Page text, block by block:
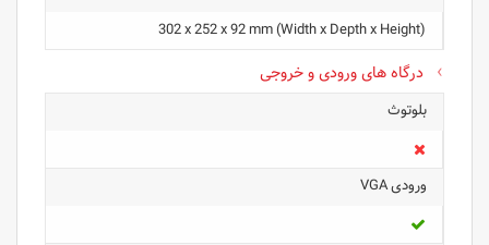
(302‎ x 252 x 92 mm (Width x Depth x Height
درگاه های ورودی و خروجی
بلوتوث
ورودی VGA